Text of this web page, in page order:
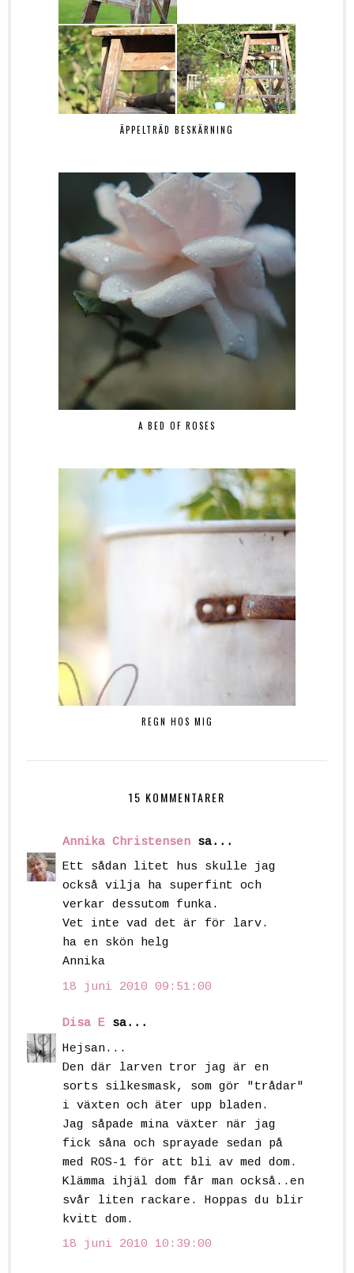
ÄPPELTRÄD BESKÄRNING
A BED OF ROSES
REGN HOS MIG
15 KOMMENTARER
Annika Christensen sa...
Ett sådan litet hus skulle jag
också vilja ha superfint och
verkar dessutom funka.
Vet inte vad det är för larv.
ha en skön helg
Annika
18 juni 2010 09:51:00
Disa E sa...
Hejsan...
Den där larven tror jag är en
sorts silkesmask, som gör "trådar"
i växten och äter upp bladen.
Jag såpade mina växter när jag
fick såna och sprayade sedan på
med ROS-1 för att bli av med dom.
Klämma ihjäl dom får man också..en
svår liten rackare. Hoppas du blir
kvitt dom.
18 juni 2010 10:39:00